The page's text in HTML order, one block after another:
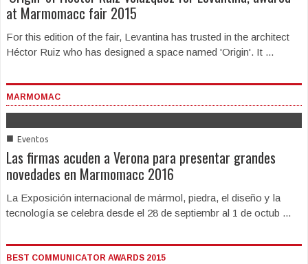
at Marmomacc fair 2015
For this edition of the fair, Levantina has trusted in the architect
Héctor Ruiz who has designed a space named 'Origin'. It ...
MARMOMAC
■ Eventos
Las firmas acuden a Verona para presentar grandes
novedades en Marmomacc 2016
La Exposición internacional de mármol, piedra, el diseño y la
tecnología se celebra desde el 28 de septiembr al 1 de octub ...
BEST COMMUNICATOR AWARDS 2015